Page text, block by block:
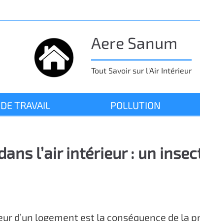
Aere Sanum
Tout Savoir sur l'Air Intérieur
TRAVAIL POLLUTION
l’air intérieur : un
d’un logement est la conséquence de la